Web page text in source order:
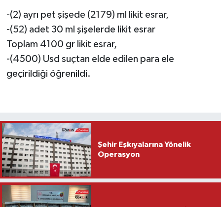
-(2) ayrı pet şişede (2179) ml likit esrar,
-(52) adet 30 ml şişelerde likit esrar
Toplam 4100 gr likit esrar,
-(4500) Usd suçtan elde edilen para ele
geçirildiği öğrenildi.
Şehir Eşkıyalarına Yönelik
Operasyon